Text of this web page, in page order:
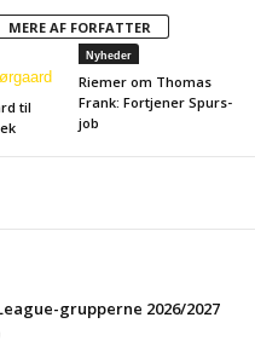
MERE AF FORFATTER
til
Nyheder
Riemer om Thomas
Frank: Fortjener Spurs-
job
grupperne 2026/2027